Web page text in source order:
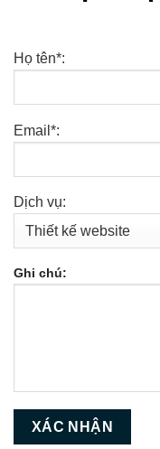
Họ tên*:
Email*:
Dịch vụ:
Ghi chú: